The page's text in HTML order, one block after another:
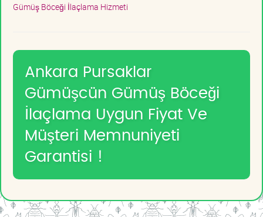
Gümüş Böceği İlaçlama Hizmeti
Ankara Pursaklar
Gümüşcün Gümüş Böceği
İlaçlama Uygun Fiyat Ve
Müşteri Memnuniyeti
Garantisi !